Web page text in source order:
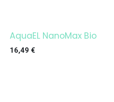
AquaEL NanoMax Bio
16,49 €